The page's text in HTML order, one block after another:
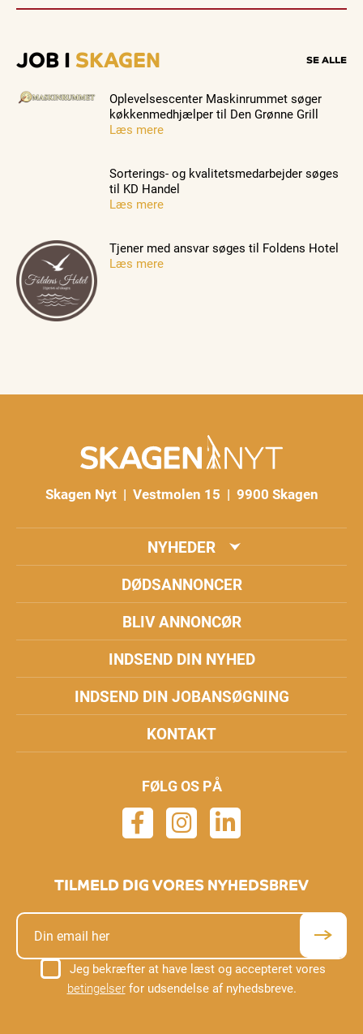
JOB I SKAGEN SE ALLE
Oplevelsescenter Maskinrummet søger
køkkenmedhjælper til Den Grønne Grill
Læs mere
Sorterings- og kvalitetsmedarbejder søges
til KD Handel
Læs mere
Tjener med ansvar søges til Foldens Hotel
Læs mere
Skagen Nyt | Vestmolen 15 | 9900 Skagen
NYHEDER
DØDSANNONCER
BLIV ANNONCØR
INDSEND DIN NYHED
INDSEND DIN JOBANSØGNING
KONTAKT
FØLG OS PÅ
TILMELD DIG VORES NYHEDSBREV
Jeg bekræfter at have læst og accepteret vores
betingelserfor udsendelse af nyhedsbreve.